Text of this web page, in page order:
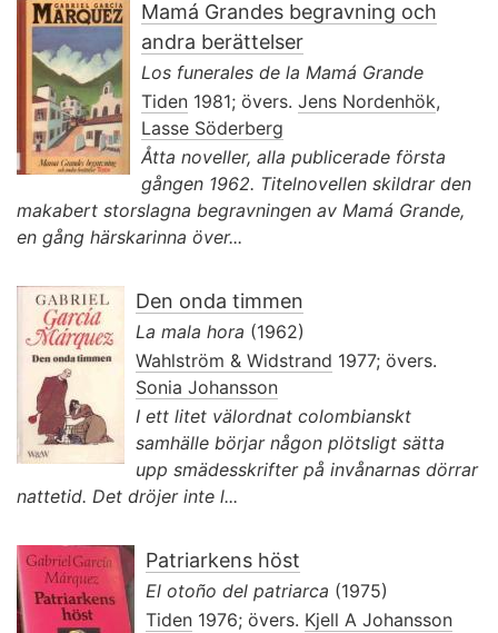
Mamá Grandes begravning och
andra berättelser
Los funerales de la Mamá Grande
Tiden 1981; övers. Jens Nordenhök,
Lasse Söderberg
Åtta noveller, alla publicerade första
gången 1962. Titelnovellen skildrar den
makabert storslagna begravningen av Mamá Grande,
en gång härskarinna över...
Den onda timmen
La mala hora (1962)
Wahlström & Widstrand 1977; övers.
Sonia Johansson
I ett litet välordnat colombianskt
samhälle börjar någon plötsligt sätta
upp smädesskrifter på invånarnas dörrar
nattetid. Det dröjer inte l...
Patriarkens höst
El otoño del patriarca (1975)
Tiden 1976; övers. Kjell A Johansson